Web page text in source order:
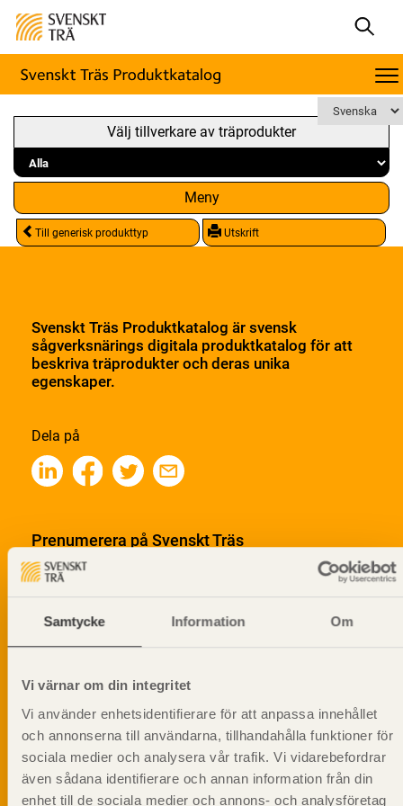
Samtycke Information Om
Vi värnar om din integritet
Vi använder enhetsidentifierare för att anpassa innehållet
och annonserna till användarna, tillhandahålla funktioner för
sociala medier och analysera vår trafik. Vi vidarebefordrar
även sådana identifierare och annan information från din
enhet till de sociala medier och annons- och analysföretag
Välj tillverkare av träprodukter
Meny
Till generisk produkttyp Utskrift
Svenskt Träs Produktkatalog är svensk
sågverksnärings digitala produktkatalog för att
beskriva träprodukter och deras unika
egenskaper.
Dela på
Prenumerera på Svenskt Träs
informationsutskick!